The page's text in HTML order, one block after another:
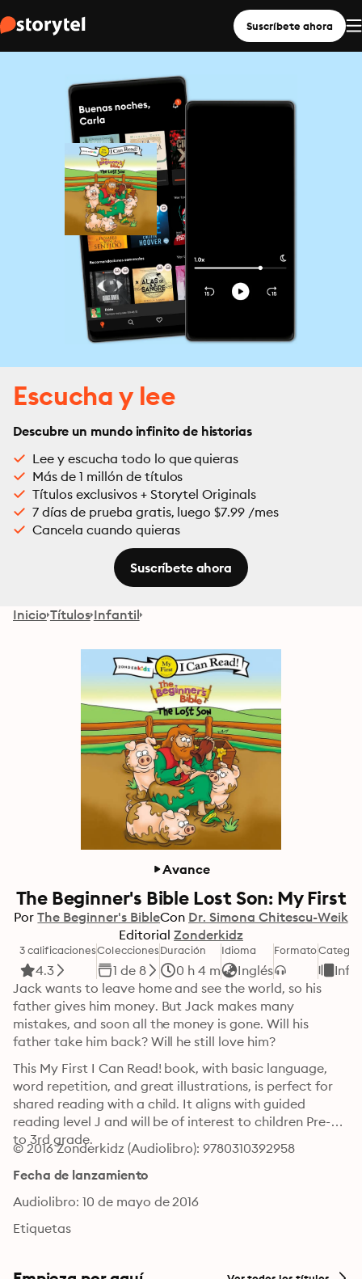
Suscríbete ahora
Escucha y lee
Descubre un mundo infinito de historias
Lee y escucha todo lo que quieras
Más de 1 millón de títulos
Títulos exclusivos + Storytel Originals
7 días de prueba gratis, luego $7.99 /mes
Cancela cuando quieras
Suscríbete ahora
Inicio Títulos Infantil
Avance
The Beginner's Bible Lost Son: My First
Por The Beginner's BibleCon Dr. Simona Chitescu-Weik
Editorial Zonderkidz
3 calificaciones
4.3
Colecciones
1 de 8
Duración
0 h 4 m
Idioma
Inglés
Formato
Jack wants to leave home and see the world, so his
father gives him money. But Jack makes many
mistakes, and soon all the money is gone. Will his
father take him back? Will he still love him?
This My First I Can Read! book, with basic language,
word repetition, and great illustrations, is perfect for
shared reading with a child. It aligns with guided
reading level J and will be of interest to children Pre-K
to 3rd grade.
© 2016 Zonderkidz (Audiolibro): 9780310392958
Fecha de lanzamiento
Audiolibro: 10 de mayo de 2016
Etiquetas